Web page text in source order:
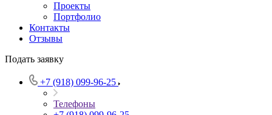
Проекты
Портфолио
Контакты
Отзывы
Подать заявку
+7 (918) 099-96-25
Телефоны